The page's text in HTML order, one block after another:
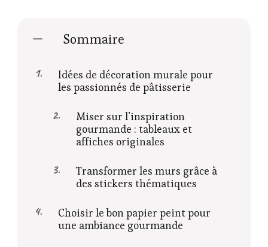
Sommaire
Idées de décoration murale pour
les passionnés de pâtisserie
Miser sur l’inspiration
gourmande : tableaux et
affiches originales
Transformer les murs grâce à
des stickers thématiques
Choisir le bon papier peint pour
une ambiance gourmande